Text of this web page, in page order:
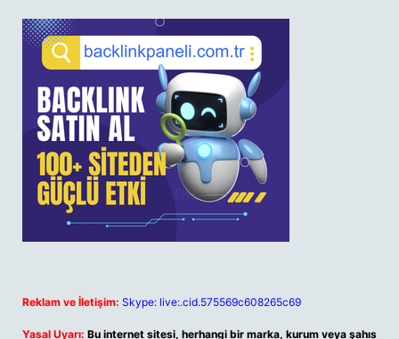
Reklam ve İletişim: Skype: live:.cid.575569c608265c69
Yasal Uyarı: Bu internet sitesi, herhangi bir marka, kurum veya şahıs